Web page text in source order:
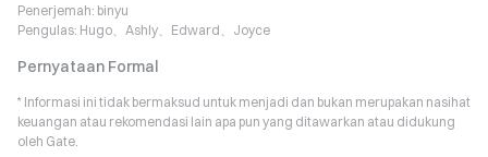
Penerjemah: binyu
Pengulas: Hugo、Ashly、Edward、Joyce
Pernyataan Formal
* Informasi ini tidak bermaksud untuk menjadi dan bukan merupakan nasihat
keuangan atau rekomendasi lain apa pun yang ditawarkan atau didukung
oleh Gate.